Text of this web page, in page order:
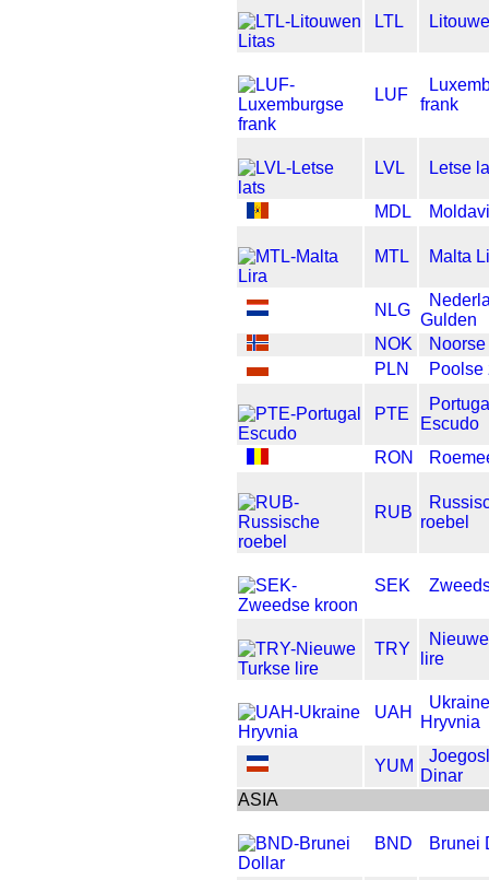
LTL
LUF
frank
LVL Letse
MDL
MTL Malta
NLG
Gulden
NOK
PLN
Poolse
PTE
Escudo
RON
RUB
roebel
SEK
TRY
lire
UAH
Ukraine
Hryvnia
YUM
Dinar
ASIA
BND Brunei